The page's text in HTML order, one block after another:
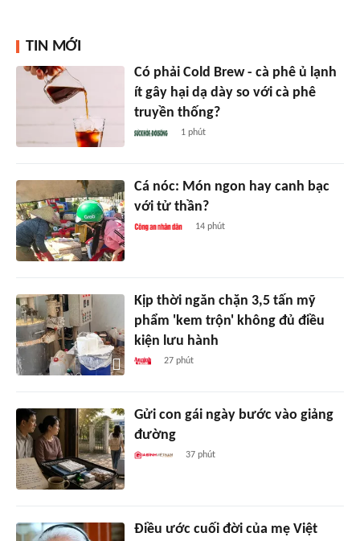
TIN MỚI
Có phải Cold Brew - cà phê ủ lạnh
ít gây hại dạ dày so với cà phê
truyền thống?
1 phút
Cá nóc: Món ngon hay canh bạc
với tử thần?
14 phút
Kịp thời ngăn chặn 3,5 tấn mỹ
phẩm 'kem trộn' không đủ điều
kiện lưu hành
27 phút
Gửi con gái ngày bước vào giảng
đường
37 phút
Điều ước cuối đời của mẹ Việt